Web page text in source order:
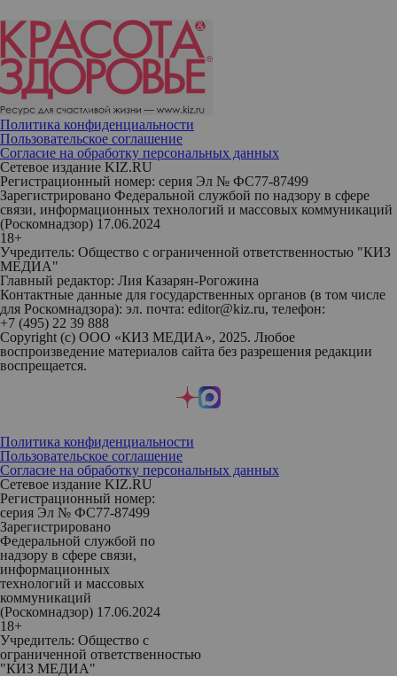
Политика конфиденциальности
Пользовательское соглашение
Согласие на обработку персональных данных
Сетевое издание KIZ.RU
Регистрационный номер: серия Эл № ФС77-87499
Зарегистрировано Федеральной службой по надзору в сфере
связи, информационных технологий и массовых коммуникаций
(Роскомнадзор) 17.06.2024
18+
Учредитель: Общество с ограниченной ответственностью "КИЗ
МЕДИА"
Главный редактор: Лия Казарян-Рогожина
Контактные данные для государственных органов (в том числе
для Роскомнадзора): эл. почта: editor@kiz.ru, телефон:
+7 (495) 22 39 888
Copyright (с) ООО «КИЗ МЕДИА», 2025. Любое
воспроизведение материалов сайта без разрешения редакции
воспрещается.
Политика конфиденциальности
Пользовательское соглашение
Согласие на обработку персональных данных
Сетевое издание KIZ.RU
Регистрационный номер:
серия Эл № ФС77-87499
Зарегистрировано
Федеральной службой по
надзору в сфере связи,
информационных
технологий и массовых
коммуникаций
(Роскомнадзор) 17.06.2024
18+
Учредитель: Общество с
ограниченной ответственностью
"КИЗ МЕДИА"